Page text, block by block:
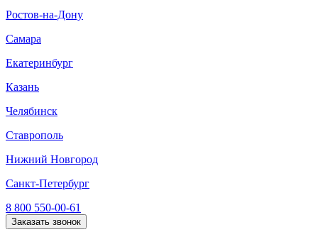
Ростов-на-Дону
Самара
Екатеринбург
Казань
Челябинск
Ставрополь
Нижний Новгород
Санкт-Петербург
8 800 550-00-61
Заказать звонок